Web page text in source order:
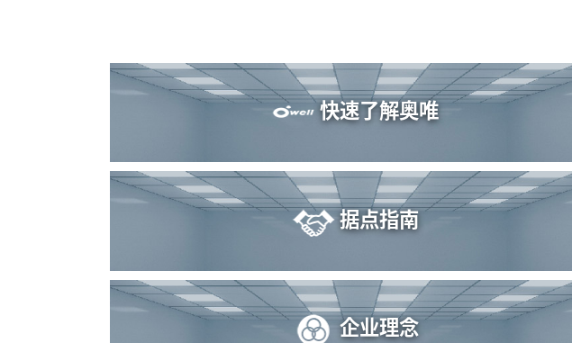
快速了解奥唯
据点指南
企业理念